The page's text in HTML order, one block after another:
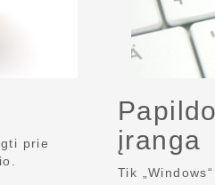
prie
įranga
Tik